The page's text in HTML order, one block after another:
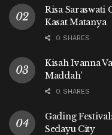
Risa Saraswati
Kasat Matanya
0 SHARES
Kisah Ivanna
Maddah’
0 SHARES
Gading
Sedayu City